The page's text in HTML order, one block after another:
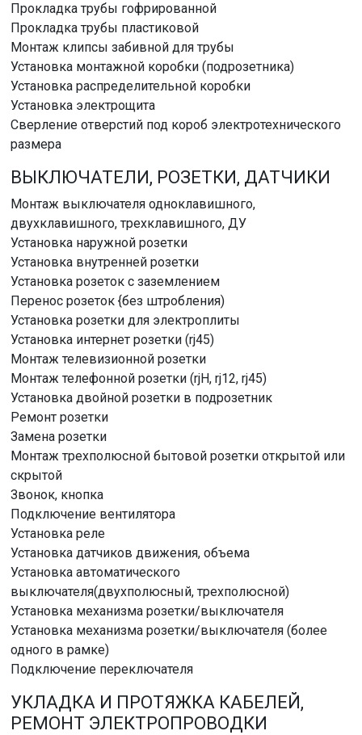
Прокладка трубы гофрированной
Прокладка трубы пластиковой
Монтаж клипсы забивной для трубы
Установка монтажной коробки (подрозетника)
Установка распределительной коробки
Установка электрощита
Сверление отверстий под короб электротехнического
размера
ВЫКЛЮЧАТЕЛИ, РОЗЕТКИ, ДАТЧИКИ
Монтаж выключателя одноклавишного,
двухклавишного, трехклавишного, ДУ
Установка наружной розетки
Установка внутренней розетки
Установка розеток с заземлением
Перенос розеток {без штробления)
Установка розетки для электроплиты
Установка интернет розетки (rj45)
Монтаж телевизионной розетки
Монтаж телефонной розетки (rjH, rj12, rj45)
Установка двойной розетки в подрозетник
Ремонт розетки
Замена розетки
Монтаж трехполюсной бытовой розетки открытой или
скрытой
Звонок, кнопка
Подключение вентилятора
Установка реле
Установка датчиков движения, объема
Установка автоматического
выключателя(двухполюсный, трехполюсной)
Установка механизма розетки/выключателя
Установка механизма розетки/выключателя (более
одного в рамке)
Подключение переключателя
УКЛАДКА И ПРОТЯЖКА КАБЕЛЕЙ,
РЕМОНТ ЭЛЕКТРОПРОВОДКИ